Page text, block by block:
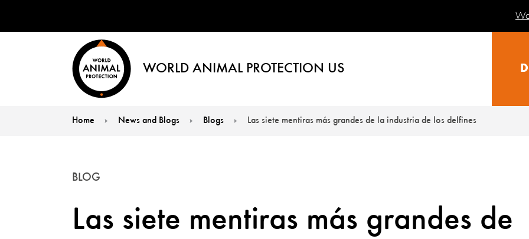
WORLD ANIMAL PROTECTION US
Home News and Blogs Blogs Las siete mentiras más grandes de la industria de los delfines
Las siete mentiras más grandes de
BLOG